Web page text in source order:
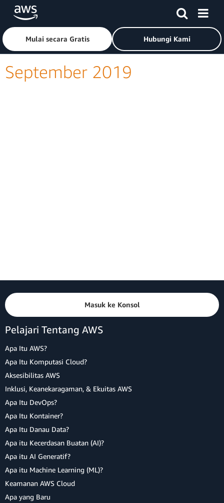
Lewati ke Konten Utama
Klik di sini untuk kembali ke halaman beranda Amazon
Mulai secara Gratis Hubungi Kami
September 2019
Masuk ke Konsol
Pelajari Tentang AWS
Apa Itu AWS?
Apa Itu Komputasi Cloud?
Aksesibilitas AWS
Inklusi, Keanekaragaman, & Ekuitas AWS
Apa Itu DevOps?
Apa Itu Kontainer?
Apa Itu Danau Data?
Apa itu Kecerdasan Buatan (AI)?
Apa itu AI Generatif?
Apa itu Machine Learning (ML)?
Keamanan AWS Cloud
Apa yang Baru